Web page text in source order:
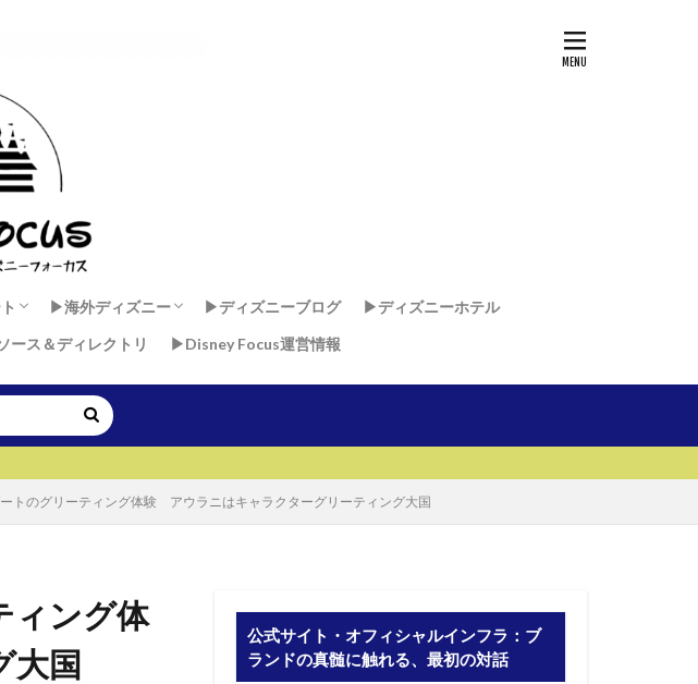
▶︎海外ディズニー
香港ディズニーランド
上海ディズニーランド
アウラニ・ディズニー・リゾート & スパ
ディズニーランド・リゾート
ディズニーランドパリ
ウォルト・ディズニー・ワールド・リゾート
▶︎ディズニーブログ
▶︎ディズニーホテル
ース＆ディレクトリ ▶︎Disney Focus運営情報
トのグリーティング体験 アウラニはキャラクターグリーティング大国
ィング体
大国
公式サイト・オフィシャルインフラ：ブ
ランドの真髄に触れる、最初の対話